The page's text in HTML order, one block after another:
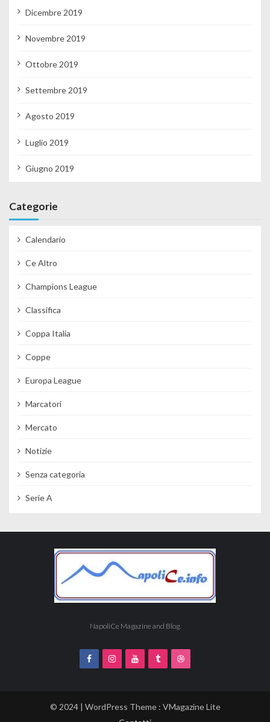
Dicembre 2019
Novembre 2019
Ottobre 2019
Settembre 2019
Agosto 2019
Luglio 2019
Giugno 2019
Categorie
Calendario
Ce Altro
Champions League
Classifica
Coppa Italia
Coppe
Europa League
Marcatori
Mercato
Notizie
Senza categoria
Serie A
NapoliCe Magazine and Blog.
© 2024 | WordPress Theme : VMagazine Lite